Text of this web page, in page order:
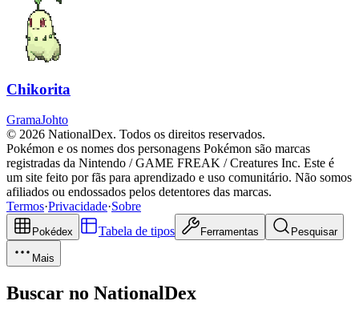
Chikorita
GramaJohto
© 2026 NationalDex. Todos os direitos reservados.
Pokémon e os nomes dos personagens Pokémon são marcas
registradas da Nintendo / GAME FREAK / Creatures Inc. Este é
um site feito por fãs para aprendizado e uso comunitário. Não somos
afiliados ou endossados pelos detentores das marcas.
Termos·Privacidade·Sobre
Pokédex Tabela de tipos Ferramentas Pesquisar
Mais
Buscar no NationalDex